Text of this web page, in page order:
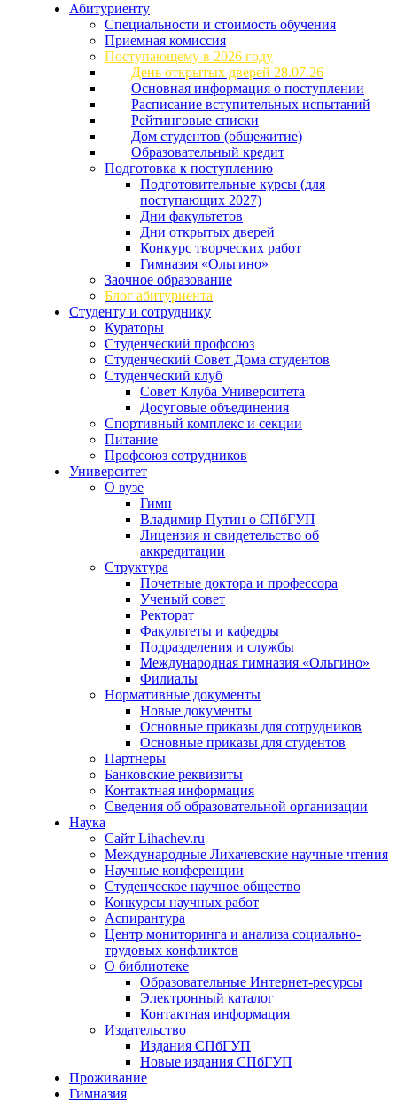
Абитуриенту
Специальности и стоимость обучения
Приемная комиссия
Поступающему в 2026 году
День открытых дверей 28.07.26
Основная информация о поступлении
Расписание вступительных испытаний
Рейтинговые списки
Дом студентов (общежитие)
Образовательный кредит
Подготовка к поступлению
Подготовительные курсы (для
поступающих 2027)
Дни факультетов
Дни открытых дверей
Конкурс творческих работ
Гимназия «Ольгино»
Заочное образование
Блог абитуриента
Студенту и сотруднику
Кураторы
Студенческий профсоюз
Студенческий Совет Дома студентов
Студенческий клуб
Совет Клуба Университета
Досуговые объединения
Спортивный комплекс и секции
Питание
Профсоюз сотрудников
Университет
О вузе
Гимн
Владимир Путин о СПбГУП
Лицензия и свидетельство об
аккредитации
Структура
Почетные доктора и профессора
Ученый совет
Ректорат
Факультеты и кафедры
Подразделения и службы
Международная гимназия «Ольгино»
Филиалы
Нормативные документы
Новые документы
Основные приказы для сотрудников
Основные приказы для студентов
Партнеры
Банковские реквизиты
Контактная информация
Сведения об образовательной организации
Наука
Сайт Lihachev.ru
Международные Лихачевские научные чтения
Научные конференции
Студенческое научное общество
Конкурсы научных работ
Аспирантура
Центр мониторинга и анализа социально-
трудовых конфликтов
О библиотеке
Образовательные Интернет-ресурсы
Электронный каталог
Контактная информация
Издательство
Издания СПбГУП
Новые издания СПбГУП
Проживание
Гимназия